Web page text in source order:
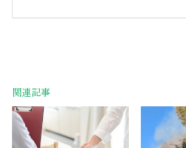
関連記事